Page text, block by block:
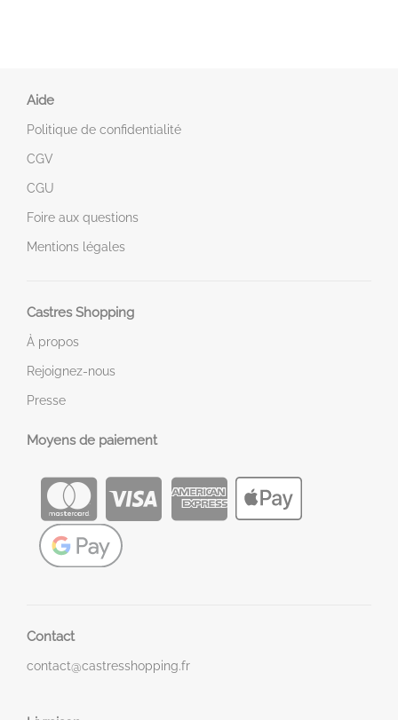
Aide
Politique de confidentialité
CGV
CGU
Foire aux questions
Mentions légales
Castres Shopping
À propos
Rejoignez-nous
Presse
Moyens de paiement
Contact
contact@castresshopping.fr